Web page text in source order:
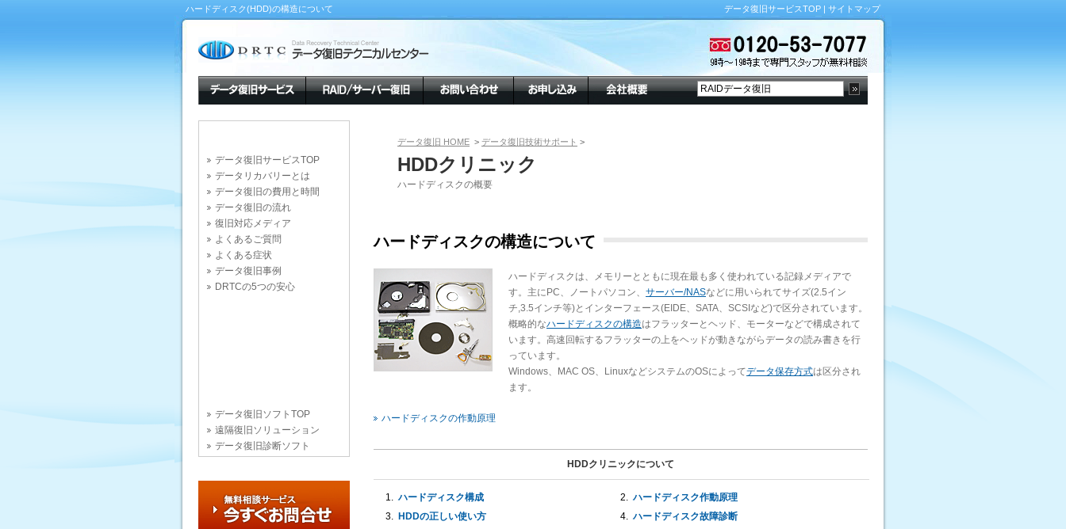
データ復旧サービスTOP | サイトマップ
ハードディスク(HDD)の構造について
データ復旧サービスTOP
データリカバリーとは
データ復旧の費用と時間
データ復旧の流れ
復旧対応メディア
よくあるご質問
よくある症状
データ復旧事例
DRTCの5つの安心
データ復旧ソフトTOP
遠隔復旧ソリューション
データ復旧診断ソフト
データ復旧 HOME > データ復旧技術サポート >
HDDクリニック
ハードディスクの概要
ハードディスクの構造について
ハードディスクは、メモリーとともに現在最も多く使われている記録メディアで
す。主にPC、ノートパソコン、 サーバー/NASなどに用いられてサイズ(2.5イン
チ,3.5インチ等)とインターフェース(EIDE、SATA、SCSIなど)で区分されています。
概略的なハードディスクの構造はフラッターとヘッド、モーターなどで構成されて
います。高速回転するフラッターの上をヘッドが動きながらデータの読み書きを行
っています。
Windows、MAC OS、LinuxなどシステムのOSによってデータ保存方式は区分され
ます。
ハードディスクの作動原理
HDDクリニックについて
1.ハードディスク構成 2.ハードディスク作動原理
3. HDDの正しい使い方 4.ハードディスク故障診断